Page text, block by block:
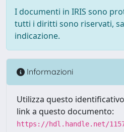
I documenti in IRIS sono
tutti i diritti sono riservati,
indicazione.
Informazioni
Utilizza questo
link a questo documento:
https://hdl.handle.net/